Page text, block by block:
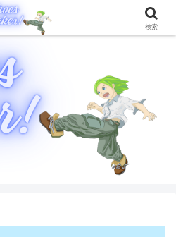
的に解説したブログメディア
検索